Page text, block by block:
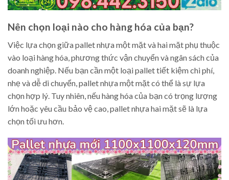
Nên chọn loại nào cho hàng hóa của bạn?
Việc lựa chọn giữa pallet nhựa một mặt và hai mặt phụ thuộc
vào loại hàng hóa, phương thức vận chuyển và ngân sách của
doanh nghiệp. Nếu bạn cần một loại pallet tiết kiệm chi phí,
nhẹ và dễ di chuyển, pallet nhựa một mặt có thể là sự lựa
chọn hợp lý. Tuy nhiên, nếu hàng hóa của bạn có trọng lượng
lớn hoặc yêu cầu bảo vệ cao, pallet nhựa hai mặt sẽ là lựa
chọn tối ưu hơn.